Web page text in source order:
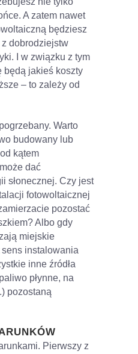
A zatem nawet
będziesz
dobrodziejstw
I w związku z tym
będą jakieś koszty
– to zależy od
Warto
budowany lub
kątem
dać
słonecznej. Czy jest
fotowoltaicznej
pozostać
Albo gdy
miejskie
instalowania
inne źródła
płynne, na
pozostaną
Pierwszy z